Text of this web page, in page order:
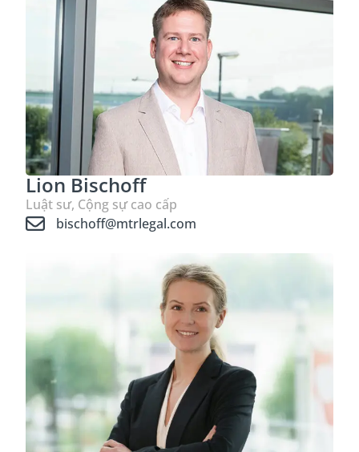
Lion Bischoff
Luật sư, Cộng sự cao cấp
bischoff@mtrlegal.com